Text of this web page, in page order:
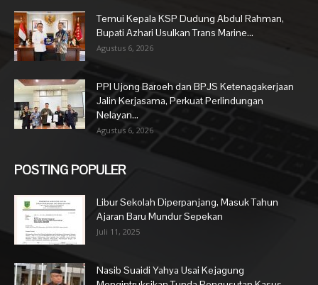
Temui Kepala KSP Dudung Abdul Rahman,
Bupati Azhari Usulkan Trans Marine...
Agustus 6, 2026
PPI Ujong Baroeh dan BPJS Ketenagakerjaan
Jalin Kerjasama, Perkuat Perlindungan
Nelayan...
Agustus 6, 2026
POSTING POPULER
Libur Sekolah Diperpanjang, Masuk Tahun
Ajaran Baru Mundur Sepekan
Juli 11, 2025
Nasib Suaidi Yahya Usai Kejagung